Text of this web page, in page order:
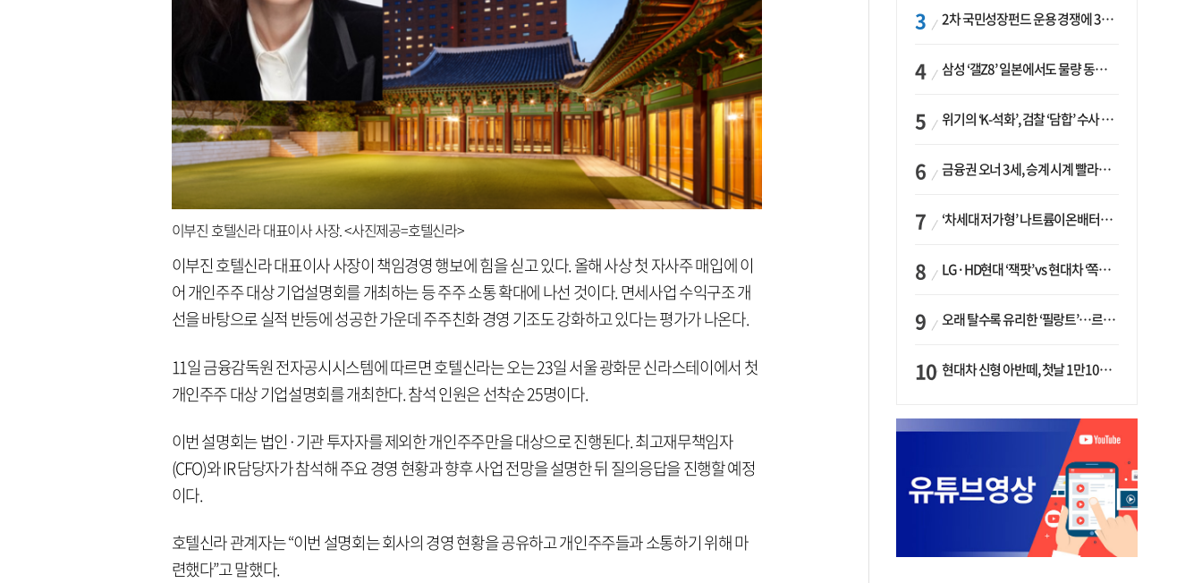
이부진 호텔신라 대표이사 사장. <사진제공=호텔신라>
이부진 호텔신라 대표이사 사장이 책임경영 행보에 힘을 싣고 있다. 올해 사상 첫 자사주 매입에 이
어 개인주주 대상 기업설명회를 개최하는 등 주주 소통 확대에 나선 것이다. 면세사업 수익구조 개
선을 바탕으로 실적 반등에 성공한 가운데 주주친화 경영 기조도 강화하고 있다는 평가가 나온다.
11일 금융감독원 전자공시시스템에 따르면 호텔신라는 오는 23일 서울 광화문 신라스테이에서 첫
개인주주 대상 기업설명회를 개최한다. 참석 인원은 선착순 25명이다.
이번 설명회는 법인·기관 투자자를 제외한 개인주주만을 대상으로 진행된다. 최고재무책임자
(CFO)와 IR 담당자가 참석해 주요 경영 현황과 향후 사업 전망을 설명한 뒤 질의응답을 진행할 예정
이다.
호텔신라 관계자는 “이번 설명회는 회사의 경영 현황을 공유하고 개인주주들과 소통하기 위해 마
련했다”고 말했다.
2차 국민성장펀드 운용 경쟁에 33개사 몰렸다…신한·하나 등 새 얼굴 대거 합류
삼성 ‘갤Z8’ 일본에서도 물량 동났다…애플 참전 앞두고 선두 수성 ‘시험대’
위기의 ‘K-석화’, 검찰 ‘담합’ 수사 착수…“LG·한화·롯데 등 7개 업체, 8개 제품 가격 담합”
금융권 오너 3세, 승계 시계 빨라지나…한국투자 ‘속도’·미래에셋·메리츠는 ‘거리두기’
‘차세대 저가형’ 나트륨이온배터리 시대 오나…LG화학·에코프로, 상용화 속도낸다
LG·HD현대 ‘잭팟’ vs 현대차 ‘쪽박’…글로벌 사모펀드, 韓 대기업 투자 ‘희비’
오래 탈수록 유리한 ‘필랑트’…르노코리아, 5년 뒤 잔존가치 53% 보장
현대차 신형 아반떼, 첫날 1만1094대 계약…역대 최고치 경신